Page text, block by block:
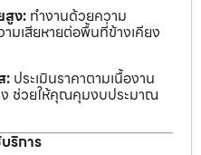
สูง: ทำงานด้วยความ
ามเสียหายต่อพื้นที่ข้างเคียง
: ประเมินราคาตามเนื้องาน
ง ช่วยให้คุณคุมงบประมาณ
ริการ